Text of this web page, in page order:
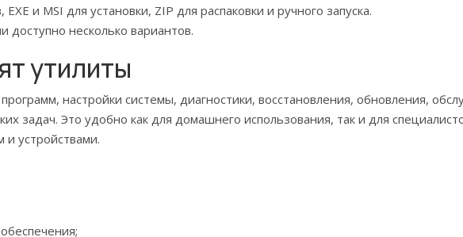
и MSI для установки, ZIP для распаковки и ручного запуска.
несколько вариантов.
утилиты
настройки системы, диагностики, восстановления, обновления,
задач. Это удобно как для домашнего использования, так и для
устройствами.